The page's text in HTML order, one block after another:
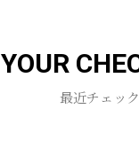
お買い物を続ける
YOUR
最近チェッ